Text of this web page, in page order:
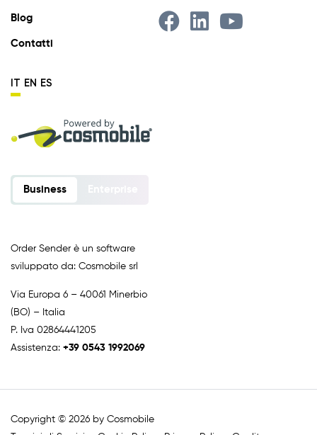
Business
Order Sender è un software
sviluppato da: Cosmobile srl
Via Europa 6 – 40061 Minerbio
(BO) – Italia
P. Iva 02864441205
Assistenza: +39 0543 1992069
Blog
Contatti
IT EN ES
Copyright © 2026 by Cosmobile